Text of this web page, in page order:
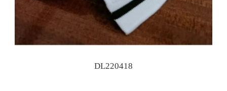
DL220418